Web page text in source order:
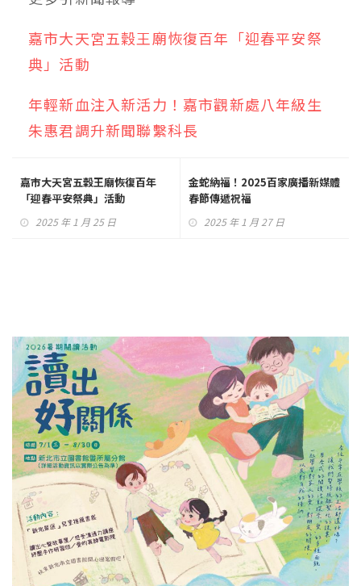
嘉市大天宮五穀王廟恢復百年「迎春平安祭
典」活動
年輕新血注入新活力！嘉市觀新處八年級生
朱惠君調升新聞聯繫科長
嘉市大天宮五穀王廟恢復百年
「迎春平安祭典」活動
2025 年 1 月 25 日
金蛇納福！2025百家廣播新媒體
春節傳遞祝福
2025 年 1 月 27 日